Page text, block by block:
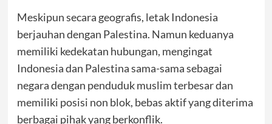
Meskipun secara geografis, letak Indonesia
berjauhan dengan Palestina. Namun keduanya
memiliki kedekatan hubungan, mengingat
Indonesia dan Palestina sama-sama sebagai
negara dengan penduduk muslim terbesar dan
memiliki posisi non blok, bebas aktif yang diterima
berbagai pihak yang berkonflik.